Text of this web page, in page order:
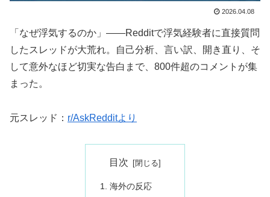
2026.04.08
「なぜ浮気するのか」――Redditで浮気経験者に直接質問
したスレッドが大荒れ。自己分析、言い訳、開き直り、そ
して意外なほど切実な告白まで、800件超のコメントが集
まった。
元スレッド： r/AskRedditより
目次
海外の反応